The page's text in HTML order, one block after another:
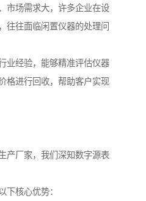
市场需求大，许多企业在设
往往面临闲置仪器的处理问
业经验，能够精准评估仪器
格进行回收，帮助客户实现
产厂家，我们深知数字源表
下核心优势：